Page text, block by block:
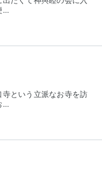
…
という立派なお寺を訪
…